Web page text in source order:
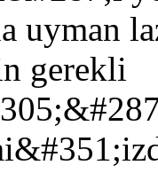
uyman
gerekli